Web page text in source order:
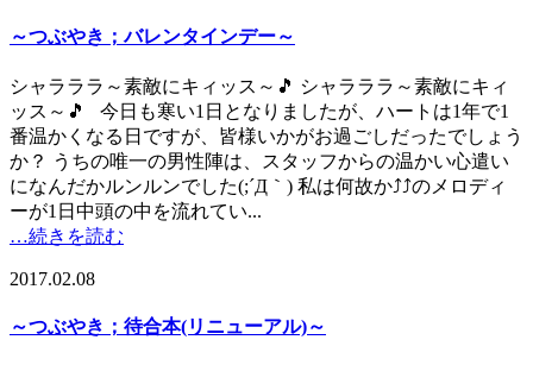
～つぶやき；バレンタインデー～
シャラララ～素敵にキィッス～🎵 シャラララ～素敵にキィ
ッス～🎵 今日も寒い1日となりましたが、ハートは1年で1
番温かくなる日ですが、皆様いかがお過ごしだったでしょう
か？ うちの唯一の男性陣は、スタッフからの温かい心遣い
になんだかルンルンでした(;´Д｀) 私は何故か⤴⤴のメロディ
ーが1日中頭の中を流れてい...
…続きを読む
2017.02.08
～つぶやき；待合本(リニューアル)～